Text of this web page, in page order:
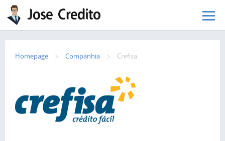
Pular para o conteúdo principal
Homepage Сompanhia Crefisa